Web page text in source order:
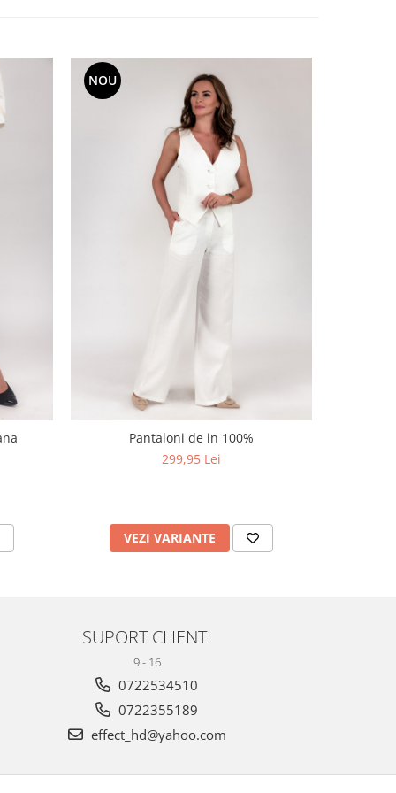
NOU
Pantaloni de in 100%
299,95 Lei
VEZI VARIANTE
SUPORT CLIENTI
9 - 16
0722534510
0722355189
effect_hd@yahoo.com